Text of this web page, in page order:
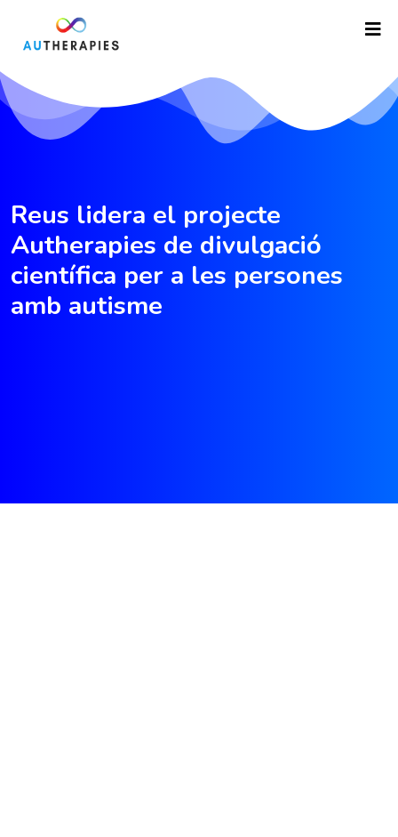
Reus lidera el projecte
Autherapies de divulgació
científica per a les persones
amb autisme